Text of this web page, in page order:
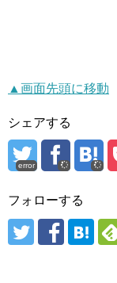
▲画面先頭に移動
シェアする
error
フォローする